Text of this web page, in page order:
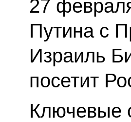
27
Путина с
Израиль
посетит
Ключевые